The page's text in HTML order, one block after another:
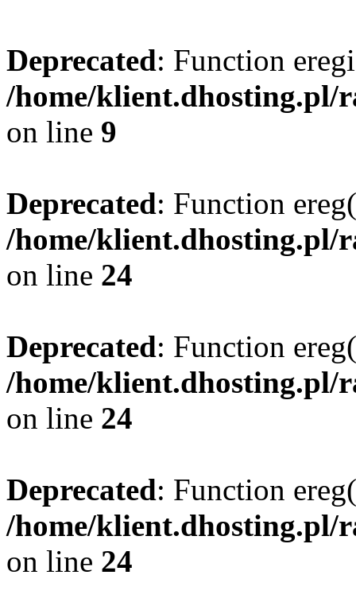
Deprecated: Function
/home/klient.dhosting.pl/
on line 9
Deprecated: Function
/home/klient.dhosting.pl/
on line 24
Deprecated: Function
/home/klient.dhosting.pl/
on line 24
Deprecated: Function
/home/klient.dhosting.pl/
on line 24